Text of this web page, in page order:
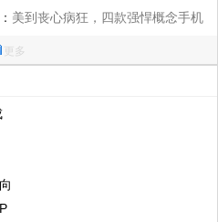
美到丧心病狂，四款强悍概念手机
更多